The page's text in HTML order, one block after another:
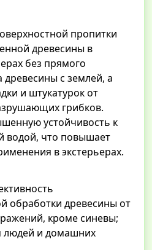
пропитки
древесины в
без прямого
древесины с землей, а
и штукатурок от
грибков.
устойчивость к
что повышает
в экстерьерах.
обработки древесины от
кроме синевы;
людей и домашних